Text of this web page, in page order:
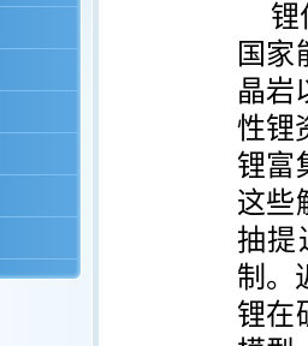
锂
国家
晶岩
性锂
锂富
这些
抽提
制。
锂在